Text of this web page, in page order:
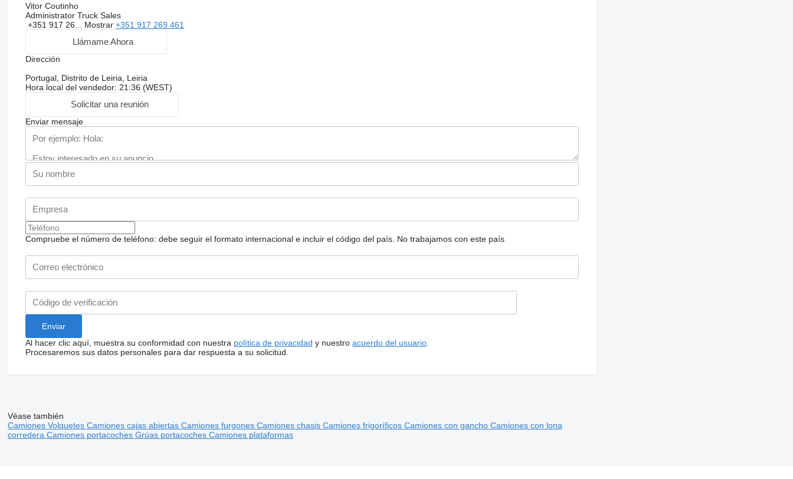
Vitor Coutinho
Administrator Truck Sales
+351 917 26... Mostrar +351 917 269 461
Llámame Ahora
Dirección
Portugal, Distrito de Leiria, Leiria
Hora local del vendedor: 21:36 (WEST)
Solicitar una reunión
Enviar mensaje
Compruebe el número de teléfono: debe seguir el formato internacional e incluir el código del país. No trabajamos con este país
Al hacer clic aquí, muestra su conformidad con nuestra política de privacidad y nuestro acuerdo del usuario.
Procesaremos sus datos personales para dar respuesta a su solicitud.
Véase también
Camiones Volquetes Camiones cajas abiertas Camiones furgones Camiones chasis Camiones frigoríficos Camiones con gancho Camiones con lona
corredera Camiones portacoches Grúas portacoches Camiones plataformas